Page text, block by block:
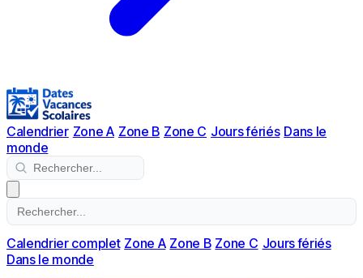
Calendrier Zone A Zone B Zone C Jours fériés Dans le
monde
Calendrier complet Zone A Zone B Zone C Jours fériés
Dans le monde